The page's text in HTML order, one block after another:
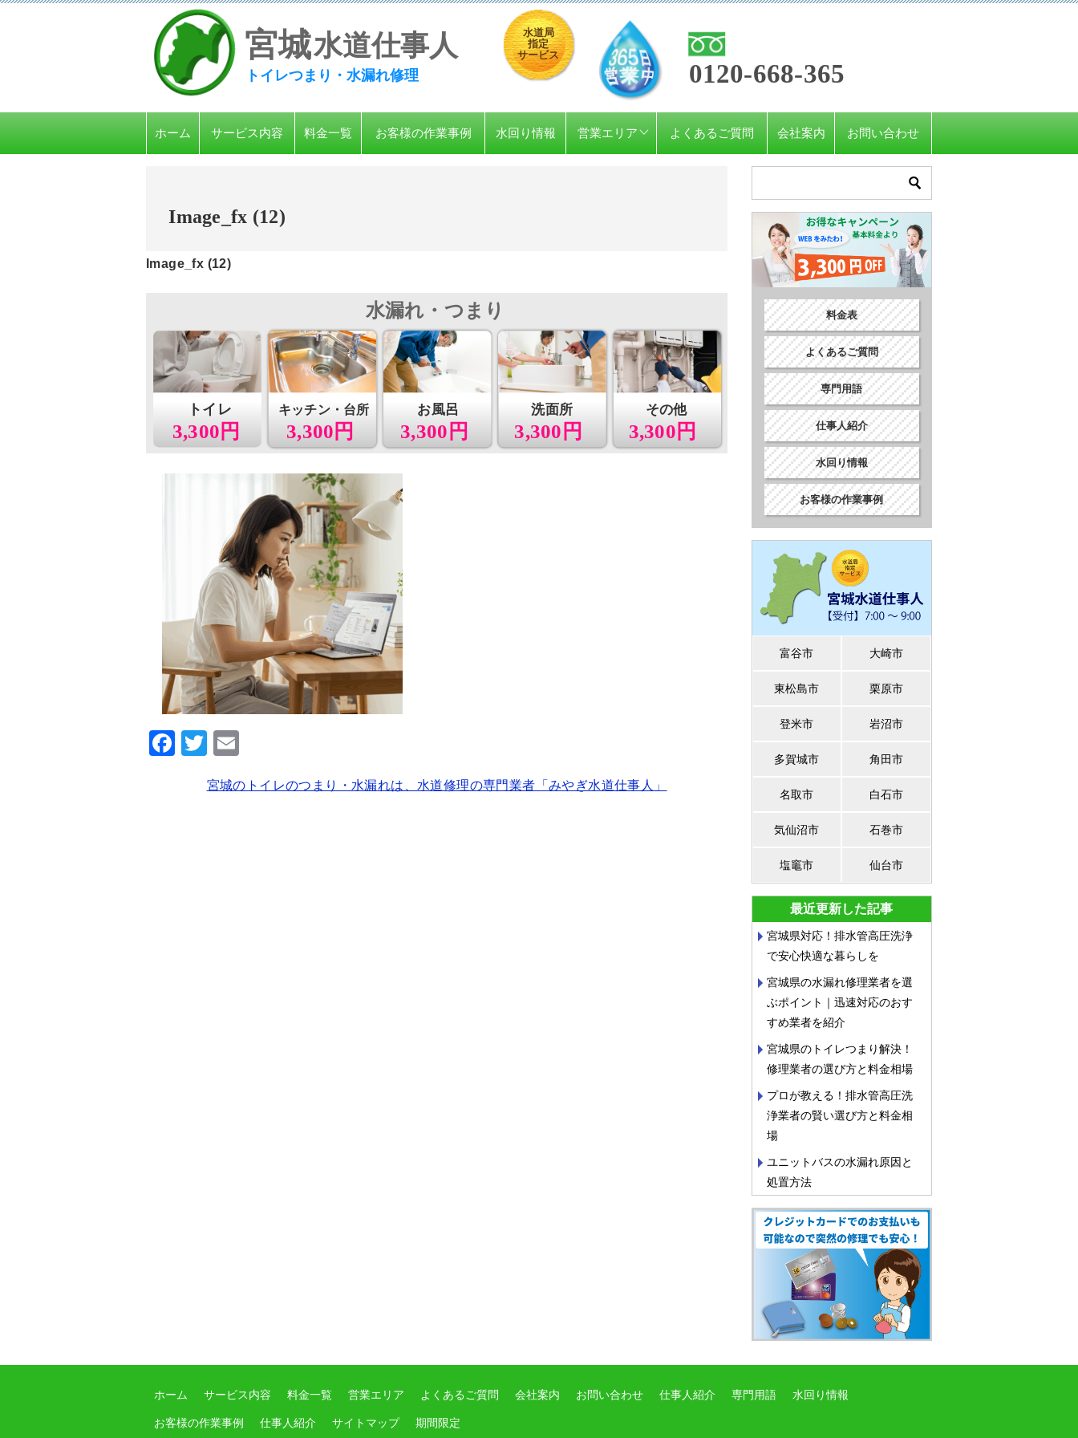
宮城水道仕事人
トイレつまり・水漏れ修理
水道局
指定
サービス
0120-668-365
ホーム サービス内容 料金一覧 お客様の作業事例 水回り情報 営業エリア よくあるご質問 会社案内 お問い合わせ
Image_fx (12)
Image_fx (12)
3,300円
トイレ
3,300円
キッチン・台所 お風呂
3,300円
洗面所
3,300円
その他
3,300円
水漏れ・つまり
F
T
tt ai
宮城のトイレのつまり・水漏れは、水道修理の専門業者「みやぎ水道仕事人」
料金表
よくあるご質問
専門用語
仕事人紹介
水回り情報
お客様の作業事例
富谷市 大崎市
東松島市 栗原市
登米市 岩沼市
多賀城市 角田市
名取市 白石市
気仙沼市 石巻市
塩竈市 仙台市
最近更新した記事
宮城県対応！排水管高圧洗浄
で安心快適な暮らしを
宮城県の水漏れ修理業者を選
ぶポイント｜迅速対応のおす
すめ業者を紹介
宮城県のトイレつまり解決！
修理業者の選び方と料金相場
プロが教える！排水管高圧洗
浄業者の賢い選び方と料金相
場
ユニットバスの水漏れ原因と
処置方法
ホーム サービス内容 料金一覧 営業エリア よくあるご質問 会社案内 お問い合わせ 仕事人紹介 専門用語 水回り情報
お客様の作業事例 仕事人紹介 サイトマップ 期間限定